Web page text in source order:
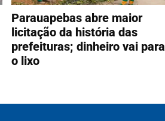
Parauapebas abre maior
licitação da história das
prefeituras; dinheiro vai para
o lixo